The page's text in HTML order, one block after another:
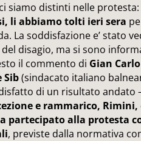
siamo distinti nelle protesta:
li abbiamo tolti ieri sera
La soddisfazione e’ stato
disagio, ma si sono
il commento di Gian
Sib(sindacato italiano
di un risultato andato
e rammarico, Rimini,
partecipato alla protesta
, previste dalla normativa